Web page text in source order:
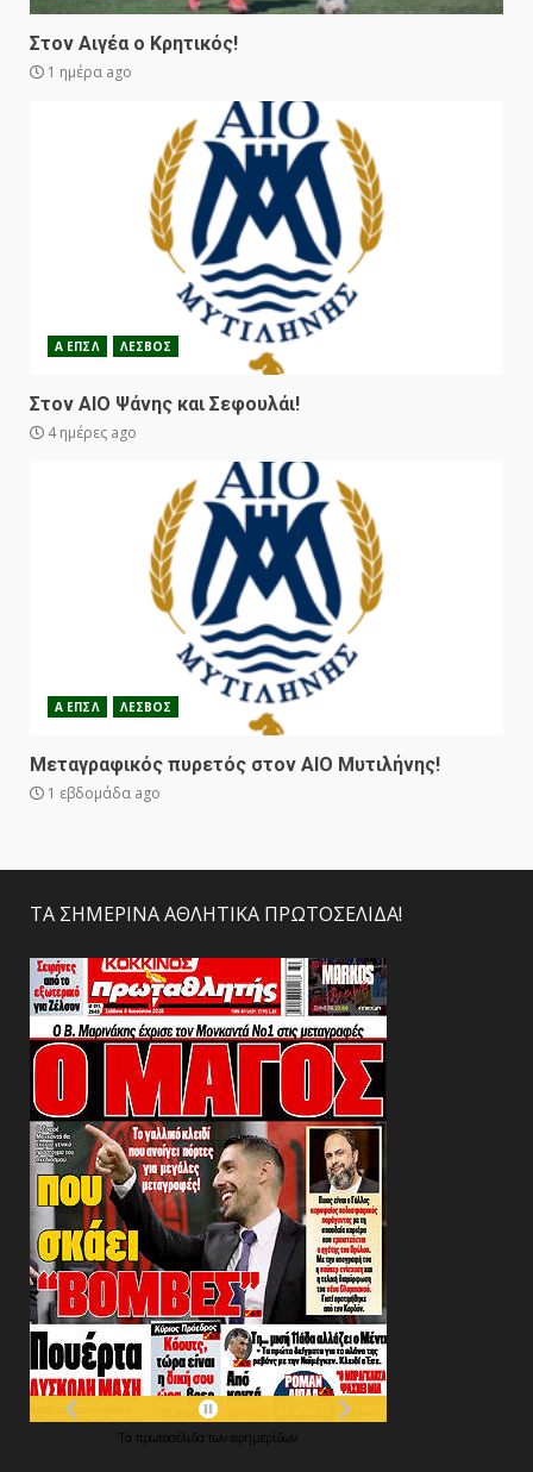
Στον Αιγέα ο Κρητικός!
1 ημέρα ago
Α ΕΠΣΛ ΛΕΣΒΟΣ
Στον ΑΙΟ Ψάνης και Σεφουλάι!
4 ημέρες ago
Α ΕΠΣΛ ΛΕΣΒΟΣ
Μεταγραφικός πυρετός στον ΑΙΟ Μυτιλήνης!
1 εβδομάδα ago
ΤΑ ΣΗΜΕΡΙΝΑ ΑΘΛΗΤΙΚΑ ΠΡΩΤΟΣΕΛΙΔΑ!
Τα πρωτοσέλιδα των εφημερίδων